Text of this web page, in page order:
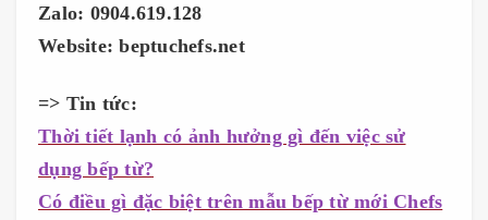
Zalo: 0904.619.128
Website: beptuchefs.net
=> Tin tức:
Thời tiết lạnh có ảnh hưởng gì đến việc sử
dụng bếp từ?
Có điều gì đặc biệt trên mẫu bếp từ mới Chefs